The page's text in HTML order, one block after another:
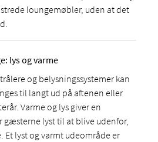
loungemøbler, uden at det
lys og varme
og belysningssystemer kan
til langt ud på aftenen eller
Varme og lys giver en
gæsterne lyst til at blive udenfor,
Et lyst og varmt udeområde er